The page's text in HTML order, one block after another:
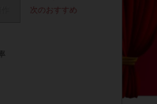
次のおすすめ